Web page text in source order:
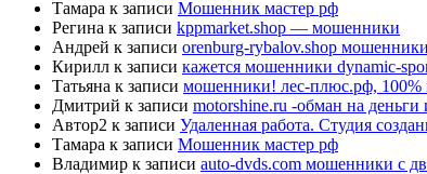
Тамара к записи Мошенник мастер рф
Регина к записи kppmarket.shop — мошенники
Андрей к записи orenburg-rybalov.shop мошенники
Кирилл к записи кажется мошенники dynamic-
Татьяна к записи мошенники! лес-плюс.рф, 100%
Дмитрий к записи motorshine.ru -обман на деньги
Автор2 к записи Удаленная работа. Студия
Тамара к записи Мошенник мастер рф
Владимир к записи auto-dvds.com мошенники с